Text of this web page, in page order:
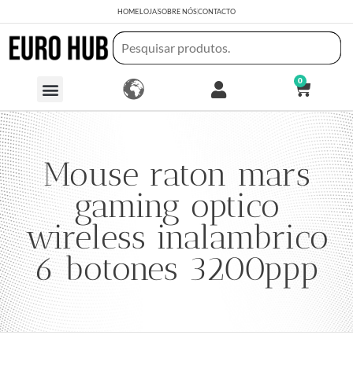
HOMELOJASOBRE NÓSCONTACTO
0
Mouse raton mars
gaming optico
wireless inalambrico
6 botones 3200ppp